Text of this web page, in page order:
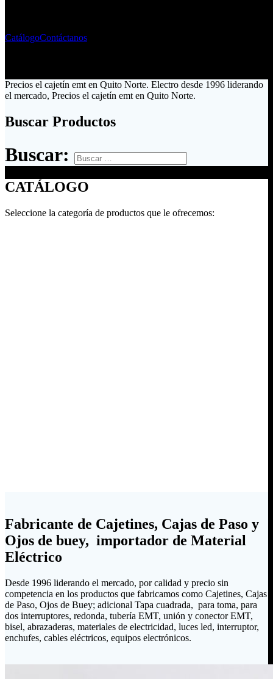
CatálogoContáctanos
Precios el cajetín emt en Quito Norte. Electro desde 1996 liderando
el mercado, Precios el cajetín emt en Quito Norte.
Buscar Productos
Buscar:
CATÁLOGO
Seleccione la categoría de productos que le ofrecemos:
Fabricante de Cajetines, Cajas de Paso y
Ojos de buey, importador de Material
Eléctrico
Desde 1996 liderando el mercado, por calidad y precio sin
competencia en los productos que fabricamos como Cajetines, Cajas
de Paso, Ojos de Buey; adicional Tapa cuadrada, para toma, para
dos interruptores, redonda, tubería EMT, unión y conector EMT,
bisel, abrazaderas, materiales de electricidad, luces led, interruptor,
enchufes, cables eléctricos, equipos electrónicos.